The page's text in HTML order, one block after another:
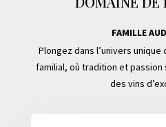
FAMILLE
Plongez dans l’univers
familial, où tradition et
des vins